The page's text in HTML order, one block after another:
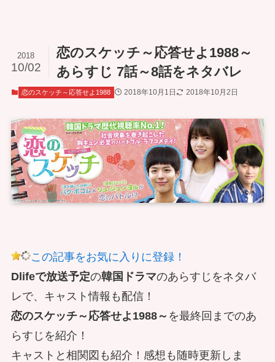
恋のスケッチ～応答せよ1988～
あらすじ 7話～8話をネタバレ
2018
10/02
恋のスケッチ～応答せよ1988 2018年10月1日 2018年10月2日
この記事をお気に入りに登録！
Dlifeで放送予定の韓国ドラマのあらすじをネタバ
レで、キャスト情報も配信！
恋のスケッチ～応答せよ1988～ を最終回までのあ
らすじを紹介！
キャストと相関図も紹介！感想も随時更新しま